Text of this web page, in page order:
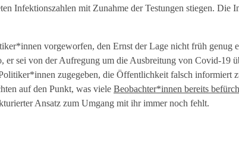
Infektionszahlen mit Zunahme der Testungen stiegen. Die
vorgeworfen, den Ernst der Lage nicht früh genug
er sei von der Aufregung um die Ausbreitung von Covid-19
zugegeben, die Öffentlichkeit falsch informiert
auf den Punkt, was viele Beobachter*innen bereits
Ansatz zum Umgang mit ihr immer noch fehlt.